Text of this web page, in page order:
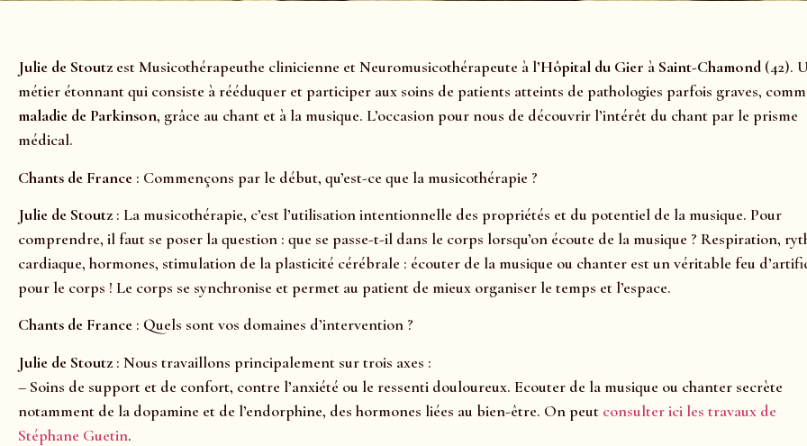
Julie de Stoutz est Musicothérapeuthe clinicienne et Neuromusicothérapeute à l’Hôpital du Gier à Saint-Chamond (42).
métier étonnant qui consiste à rééduquer et participer aux soins de patients atteints de pathologies parfois graves,
maladie de Parkinson, grâce au chant et à la musique. L’occasion pour nous de découvrir l’intérêt du chant par le prisme
médical.
Chants de France : Commençons par le début, qu’est-ce que la musicothérapie ?
Julie de Stoutz : La musicothérapie, c’est l’utilisation intentionnelle des propriétés et du potentiel de la musique. Pour
comprendre, il faut se poser la question : que se passe-t-il dans le corps lorsqu’on écoute de la musique ? Respiration,
cardiaque, hormones, stimulation de la plasticité cérébrale : écouter de la musique ou chanter est un véritable feu
pour le corps ! Le corps se synchronise et permet au patient de mieux organiser le temps et l’espace.
Chants de France : Quels sont vos domaines d’intervention ?
Julie de Stoutz : Nous travaillons principalement sur trois axes :
– Soins de support et de confort, contre l’anxiété ou le ressenti douloureux. Ecouter de la musique ou chanter secrète
notamment de la dopamine et de l’endorphine, des hormones liées au bien-être. On peut consulter ici les travaux de
Stéphane Guetin.